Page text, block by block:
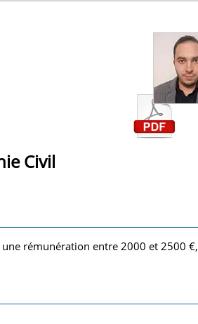
Civil
rémunération entre 2000 et 2500 €,